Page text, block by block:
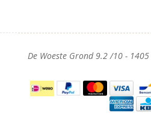
De Woeste Grond9.2/10 - 1405